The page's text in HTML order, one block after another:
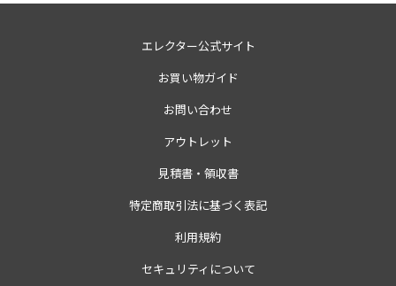
エレクター公式サイト
お買い物ガイド
お問い合わせ
アウトレット
見積書・領収書
特定商取引法に基づく表記
利用規約
セキュリティについて